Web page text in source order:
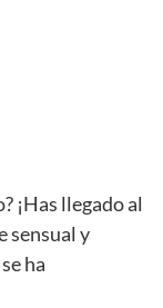
¡Has llegado al
sensual y
ha